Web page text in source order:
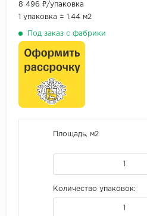
8 496 ₽/упаковка
1 упаковка = 1.44 м2
Под заказ с фабрики
Площадь, м2
Количество упаковок: